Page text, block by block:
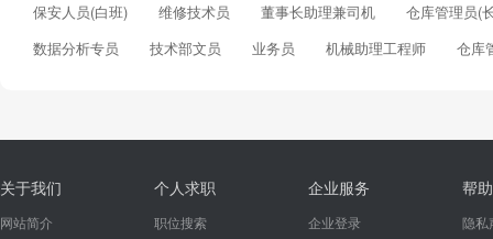
保安人员(白班)
维修技术员 董事长助理兼司机
仓库管理员(
数据分析专员
技术部文员 业务员 机械助理工程师 仓库
关于我们
网站简介
个人求职
职位搜索
企业服务
企业登录
帮
隐私